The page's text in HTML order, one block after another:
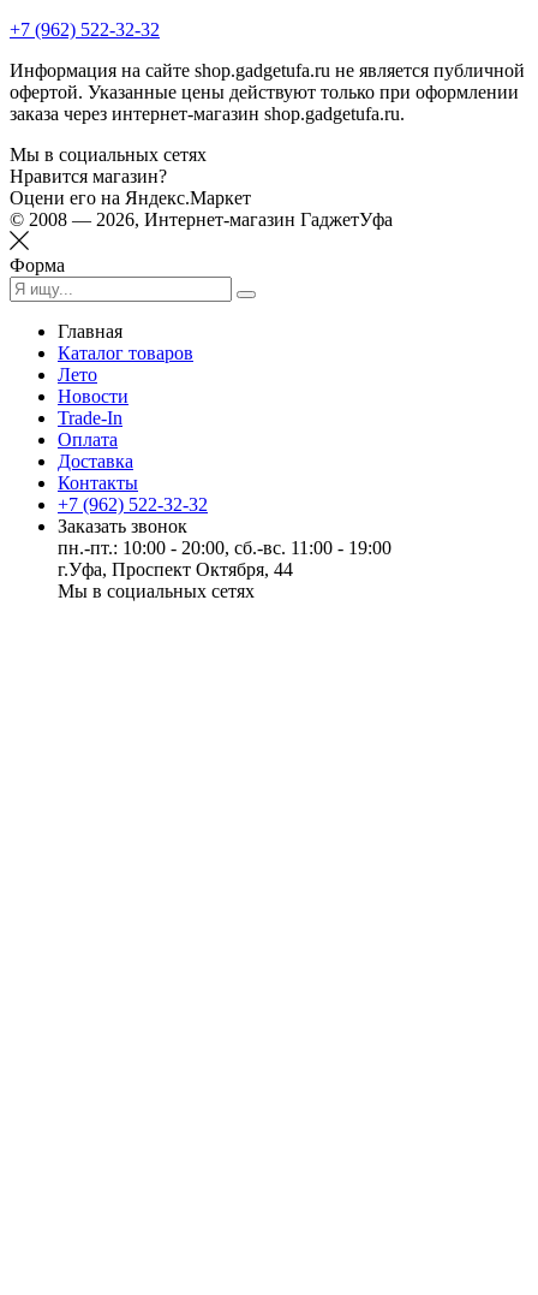
+7 (962) 522-32-32
Информация на сайте shop.gadgetufa.ru не является публичной
офертой. Указанные цены действуют только при оформлении
заказа через интернет-магазин shop.gadgetufa.ru.
Мы в социальных сетях
Нравится магазин?
Оцени его на Яндекс.Маркет
© 2008 — 2026, Интернет-магазин ГаджетУфа
Форма
Главная
Каталог товаров
Лето
Новости
Trade-In
Оплата
Доставка
Контакты
+7 (962) 522-32-32
Заказать звонок
пн.-пт.: 10:00 - 20:00, сб.-вс. 11:00 - 19:00
г.Уфа, Проспект Октября, 44
Мы в социальных сетях